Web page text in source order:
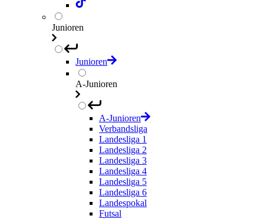
Junioren
Junioren
A-Junioren
A-Junioren
Verbandsliga
Landesliga 1
Landesliga 2
Landesliga 3
Landesliga 4
Landesliga 5
Landesliga 6
Landespokal
Futsal